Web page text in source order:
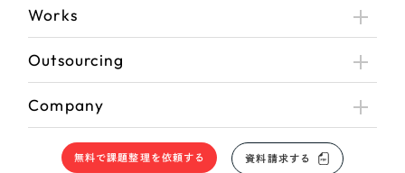
Works
Outsourcing
Company
無料で課題整理を依頼する 資料請求する